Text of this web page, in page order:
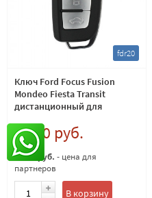
fdr20
Ключ Ford Focus Fusion
Mondeo Fiesta Transit
дистанционный для
2 000 руб.
1 800 руб. - цена для
партнеров
В корзину